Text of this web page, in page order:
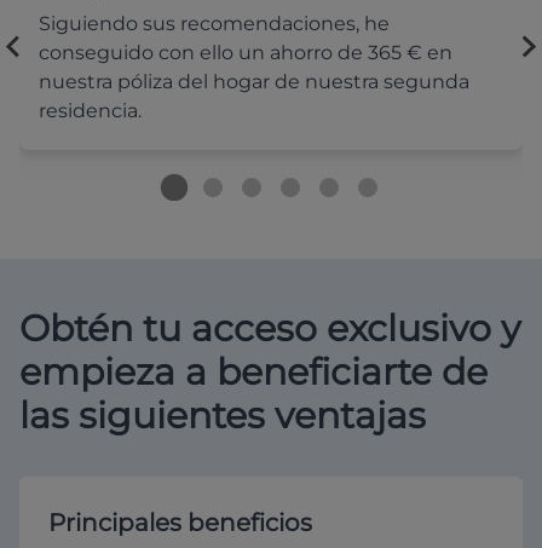
Siguiendo sus recomendaciones, he
conseguido con ello un ahorro de 365 € en
nuestra póliza del hogar de nuestra segunda
residencia.
Obtén tu acceso exclusivo y
empieza a beneficiarte de
las siguientes ventajas
Principales beneficios